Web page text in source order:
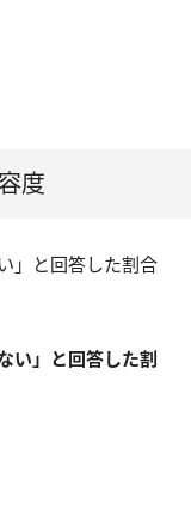
度
」と回答した割合
い」と回答した割